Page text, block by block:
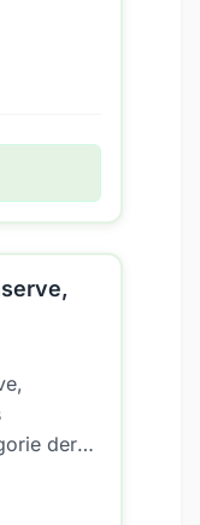
der
für...